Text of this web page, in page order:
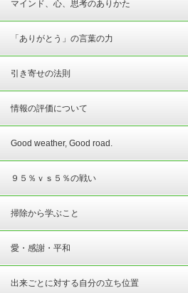
マインド、心、思考のありかた
「ありがとう」の言葉の力
引き寄せの法則
情報の評価について
Good weather, Good road.
９５％ｖｓ５％の戦い
掃除から学ぶこと
愛・感謝・平和
出来ごとに対する自分の立ち位置